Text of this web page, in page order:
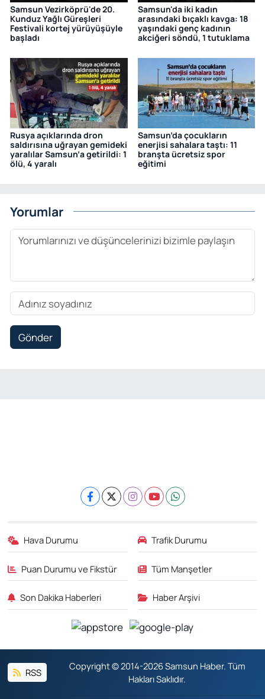
Samsun Vezirköprü'de 20.
Kunduz Yağlı Güreşleri
Festivali kortej yürüyüşüyle
başladı
Samsun'da iki kadın
arasındaki bıçaklı kavga: 18
yaşındaki genç kadının
akciğeri söndü, 1 tutuklama
Rusya açıklarında dron
saldırısına uğrayan gemideki
yaralılar Samsun’a getirildi: 1
ölü, 4 yaralı
Samsun’da çocukların
enerjisi sahalara taştı: 11
branşta ücretsiz spor
eğitimi
Yorumlar
Gönder
Hava Durumu Trafik Durumu
Puan Durumu ve Fikstür Tüm Manşetler
Son Dakika Haberleri Haber Arşivi
RSS
Copyright © 2014-2026 Samsun Haber. Tüm
Hakları Saklıdır.